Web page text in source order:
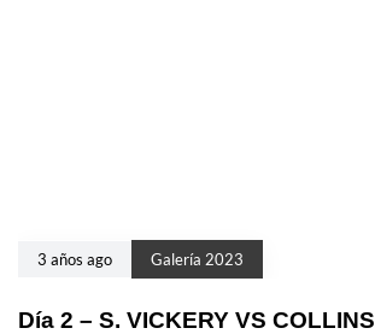
3 años ago Galería 2023
Día 2 – S. VICKERY VS COLLINS